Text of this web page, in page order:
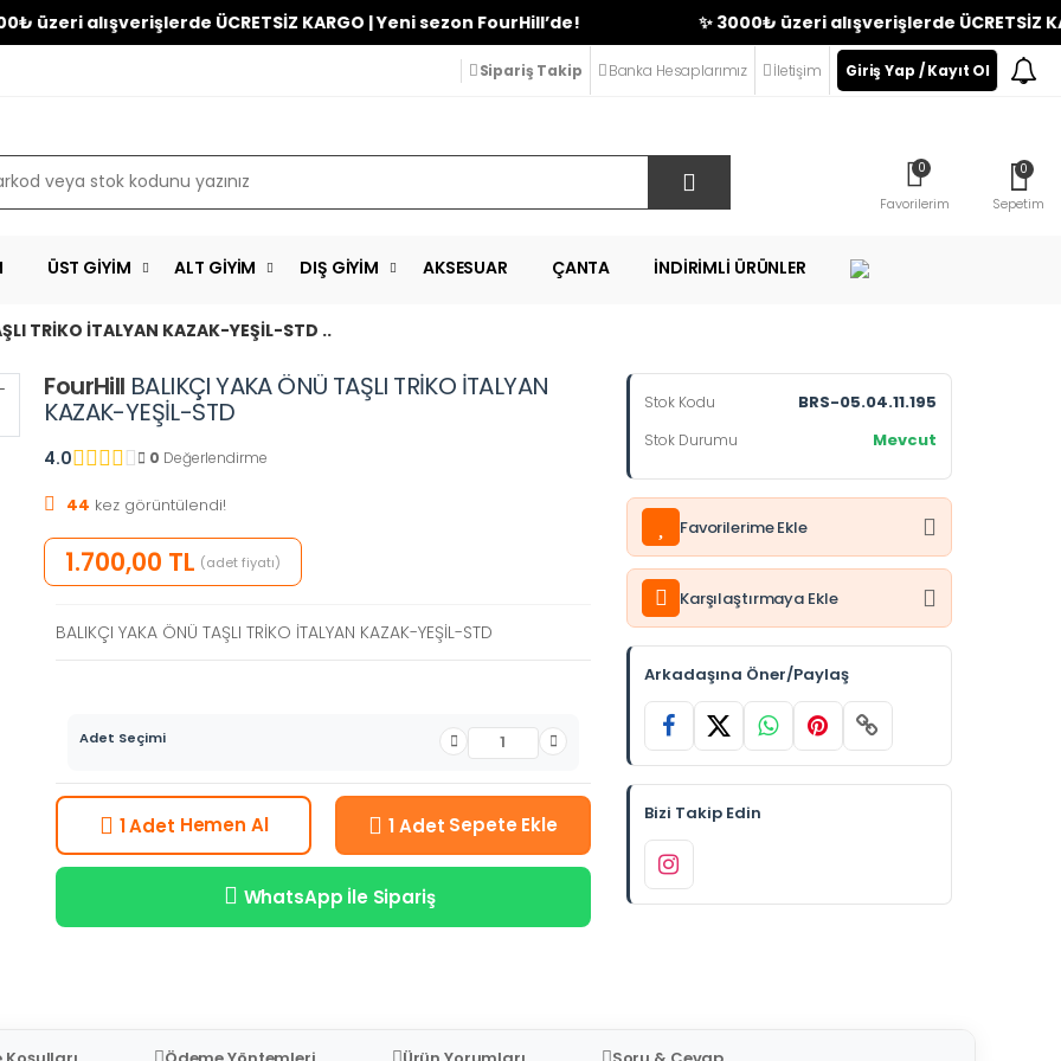
alışverişlerde ÜCRETSİZ KARGO | Yeni sezon FourHill’de!
✨ 3000₺ üzeri alışverişlerde ÜCRETSİZ
Sipariş Takip Banka Hesaplarımız İletişim Giriş Yap / Kayıt Ol
0
Favorilerim
0
Sepetim
ÜST GIYIM ALT GIYIM DIŞ GIYIM AKSESUAR ÇANTA İNDIRIMLI ÜRÜNLER
TRİKO İTALYAN KAZAK-YEŞİL-STD ..
FourHill BALIKÇI YAKA ÖNÜ TAŞLI TRİKO İTALYAN
KAZAK-YEŞİL-STD
4.0 0 Değerlendirme
44 kez görüntülendi!
1.700,00 TL (adet fiyatı)
BALIKÇI YAKA ÖNÜ TAŞLI TRİKO İTALYAN KAZAK-YEŞİL-STD
Adet Seçimi
1 Adet Hemen Al 1 Adet Sepete Ekle
WhatsApp İle Sipariş
Stok Kodu BRS-05.04.11.195
Stok Durumu Mevcut
Favorilerime Ekle
Karşılaştırmaya Ekle
Arkadaşına Öner/Paylaş
Bizi Takip Edin